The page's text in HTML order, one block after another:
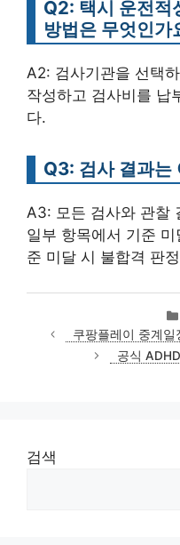
Q2: 택시 운전적
방법은 무엇인가
A2: 검사기관을 선택
작성하고 검사비를 납
다.
Q3: 검사 결과는
A3: 모든 검사와 관찰
일부 항목에서 기준
준 미달 시 불합격 판
쿠팡플레이 중계
공식
검색